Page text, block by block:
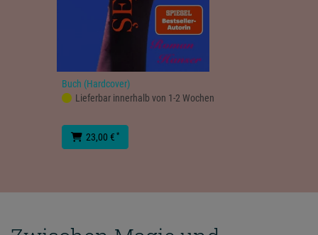
Buch (Hardcover)
Lieferbar innerhalb von 1-2 Wochen
23,00 € *